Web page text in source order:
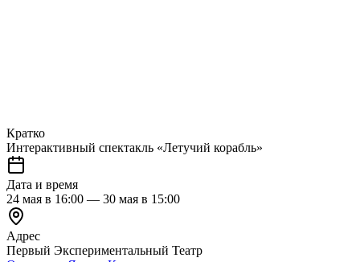
Кратко
Интерактивный спектакль «Летучий корабль»
Дата и время
24 мая в 16:00 — 30 мая в 15:00
Адрес
Первый Экспериментальный Театр